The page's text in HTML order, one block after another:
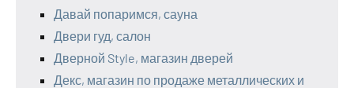
Давай попаримся, сауна
Двери гуд, салон
Дверной Style, магазин дверей
Декс, магазин по продаже металлических и